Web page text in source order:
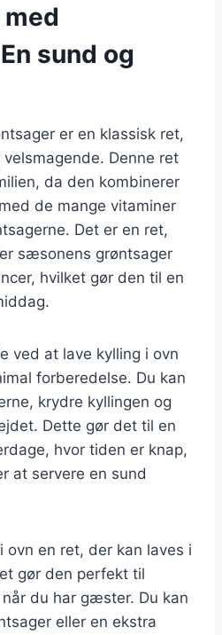
sund og
er en klassisk ret,
Denne ret
da den kombinerer
de mange vitaminer
Det er en ret,
sæsonens grøntsager
hvilket gør den til en
ved at lave kylling i ovn
forberedelse. Du kan
krydre kyllingen og
Dette gør det til en
hvor tiden er knap,
at servere en sund
ovn en ret, der kan laves i
gør den perfekt til
du har gæster. Du kan
eller en ekstra